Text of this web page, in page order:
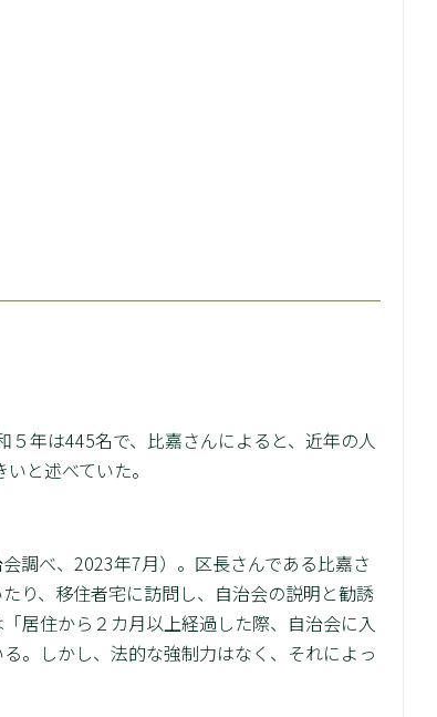
年は445名で、比嘉さんによると、近年の人
と述べていた。
調べ、2023年7月）。区長さんである比嘉さ
り、移住者宅に訪問し、自治会の説明と勧誘
居住から２カ月以上経過した際、自治会に入
。しかし、法的な強制力はなく、それによっ